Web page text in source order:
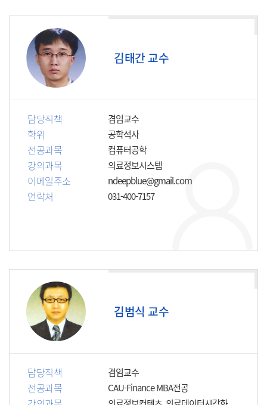
김태간 교수
담당직책 겸임교수
학위 공학석사
전공과목 컴퓨터공학
강의과목 의료정보시스템
이메일주소 ndeepblue@gmail.com
연락처 031-400-7157
김범식 교수
담당직책 겸임교수
전공과목 CAU-Finance MBA전공